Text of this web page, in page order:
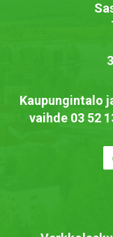
Kaupungintalo
vaihde 03 52